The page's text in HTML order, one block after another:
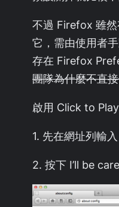
不過 Firefox 雖
它，需由使用者
存在 Firefox
團隊為什麼不直
啟用 Click to Play
1. 先在網址列輸
2. 按下 I’ll be